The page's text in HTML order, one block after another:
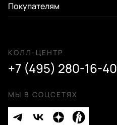
Покупателям
КОЛЛ-ЦЕНТР
+7 (495) 280-16-40
МЫ В СОЦСЕТЯХ